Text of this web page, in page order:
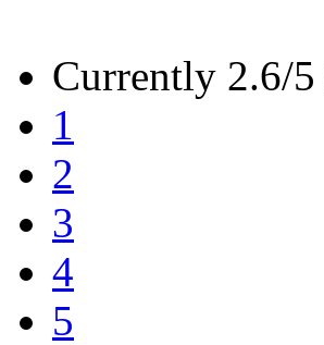
Currently 2.6/5
1
2
3
4
5